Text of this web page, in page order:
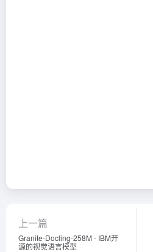
上一篇
Granite-Docling-258M - IBM开
源的视觉语言模型